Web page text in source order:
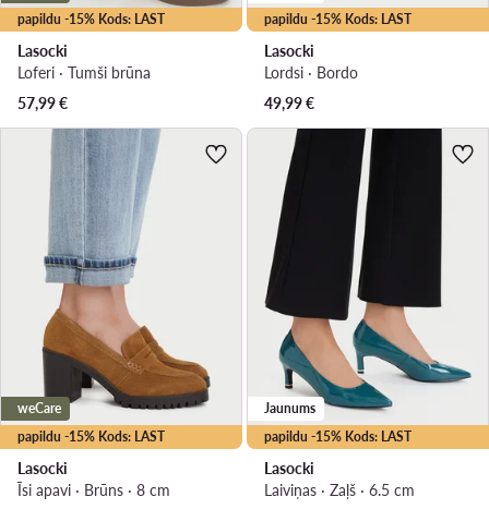
papildu -15% Kods: LAST
Lasocki
Loferi · Tumši brūna
57,99€
papildu -15% Kods: LAST
Lasocki
Lordsi · Bordo
49,99€
papildu -15% Kods: LAST
weCare
Lasocki
Īsi apavi · Brūns · 8 cm
papildu -15% Kods: LAST
Jaunums
Lasocki
Laiviņas · Zaļš · 6.5 cm